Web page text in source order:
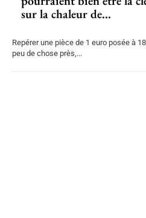
sur la chaleur de...
Repérer une pièce de 1 euro posée à
peu de chose près,...